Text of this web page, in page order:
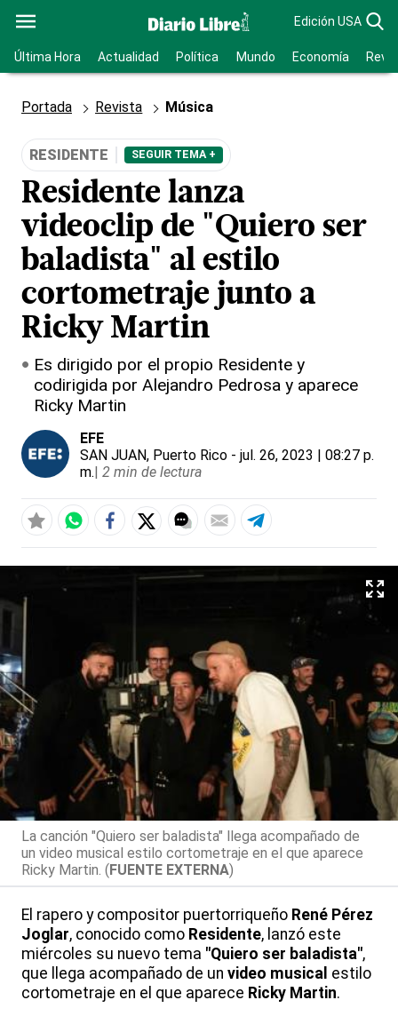
Edición USA
Última Hora Actualidad Política Mundo Economía
Portada Revista Música
RESIDENTE SEGUIR TEMA +
Residente lanza
videoclip de "Quiero ser
baladista" al estilo
cortometraje junto a
Ricky Martin
Es dirigido por el propio Residente y
codirigida por Alejandro Pedrosa y aparece
Ricky Martin
EFE
SAN JUAN, Puerto Rico - jul. 26, 2023 | 08:27 p.
m.| 2 min de lectura
La canción "Quiero ser baladista" llega acompañado de
un video musical estilo cortometraje en el que aparece
Ricky Martin. (FUENTE EXTERNA)
El rapero y compositor puertorriqueño René Pérez
Joglar, conocido como Residente, lanzó este
miércoles su nuevo tema "Quiero ser baladista",
que llega acompañado de un video musical estilo
cortometraje en el que aparece Ricky Martin.